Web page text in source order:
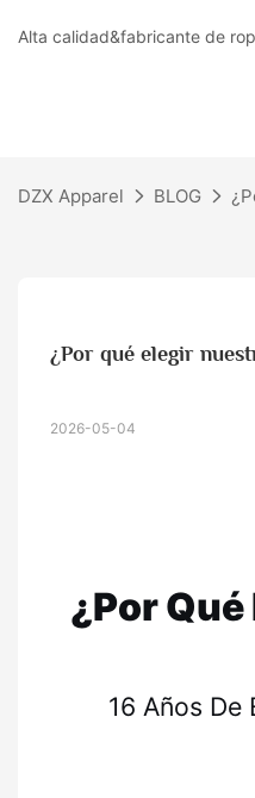
Alta calidad&fabricante de
DZX Apparel BLOG
¿Por qué elegir
2026-05-04
¿Por
16 Años